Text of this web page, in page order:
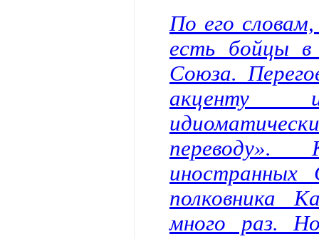
По его
есть бойцы
Союза.
акценту
переводу».
полковника
много раз.